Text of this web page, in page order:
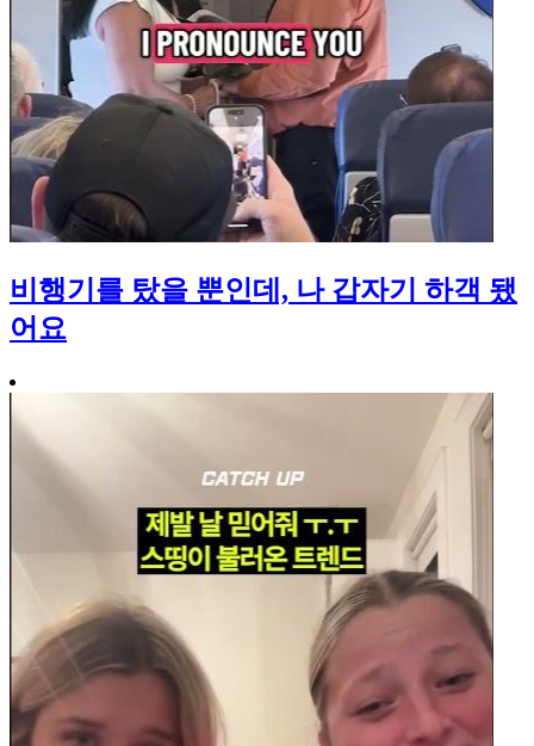
비행기를 탔을 뿐인데, 나 갑자기 하객 됐
어요